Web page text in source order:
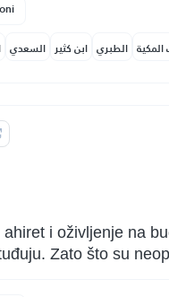
السعدي ابن كثير الطبري المكية
i oživljenje na
Zato što su